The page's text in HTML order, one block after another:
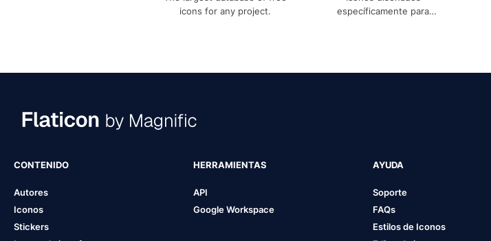
icons for any project.
específicamente para
CONTENIDO
Autores
Iconos
Stickers
HERRAMIENTAS
API
Google Workspace
AYUDA
Soporte
FAQs
Estilos de Iconos